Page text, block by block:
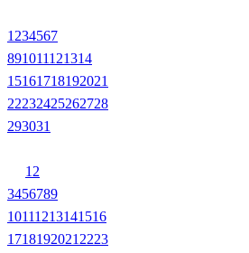
1234567
891011121314
15161718192021
22232425262728
293031
12
3456789
10111213141516
17181920212223